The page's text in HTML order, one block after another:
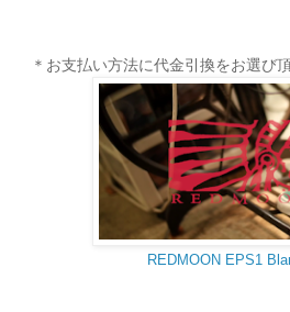
＊お支払い方法に代金引換をお選び
REDMOON EPS1